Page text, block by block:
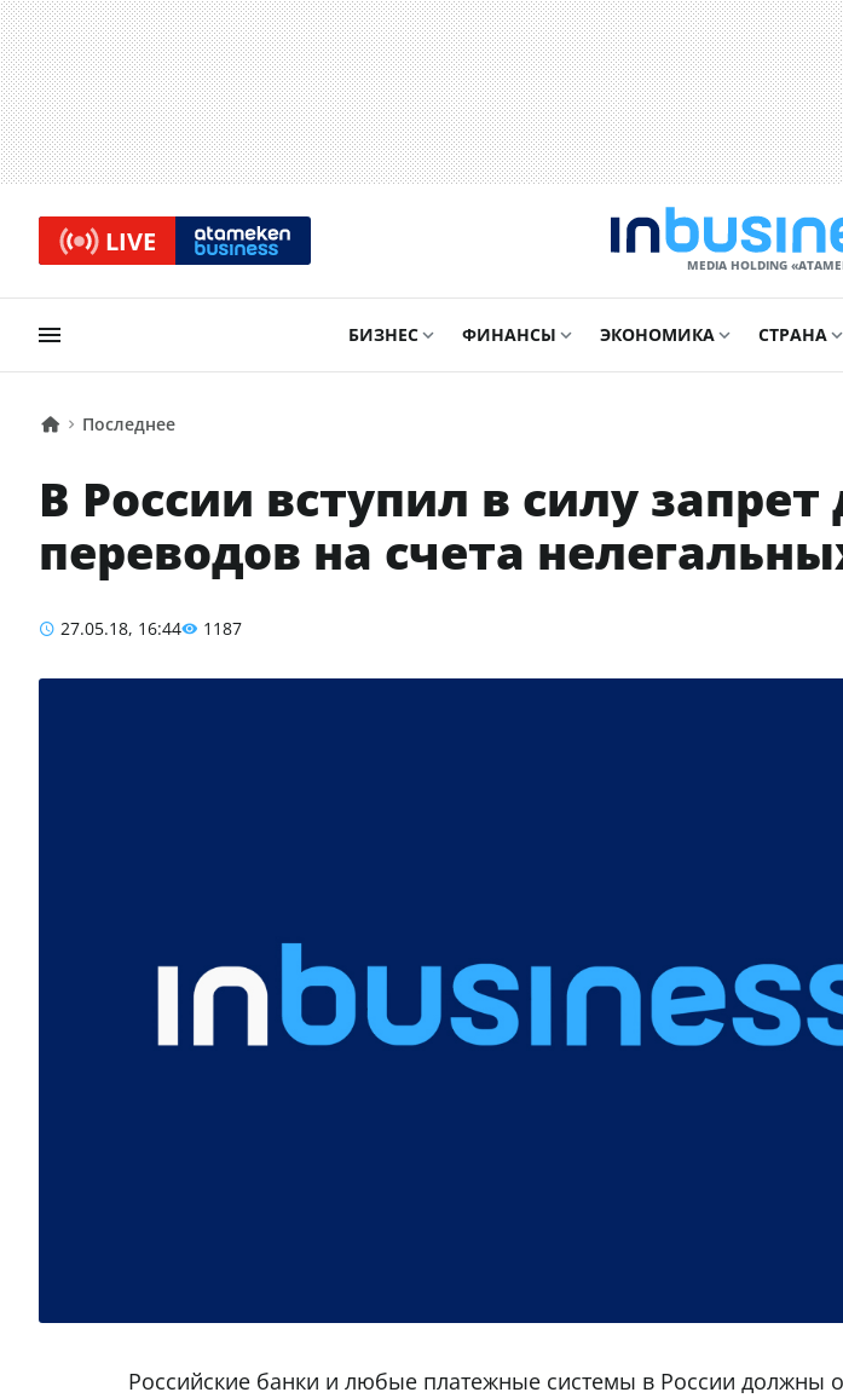
LIVE
MEDIA HOLDING
БИЗНЕС ФИНАНСЫ ЭКОНОМИКА СТРАНА
Последнее
В России вступил в силу
переводов на счета
27.05.18, 16:44 1187
Российские банки и любые платежные системы в России должны